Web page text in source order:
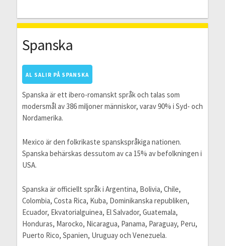
Spanska
AL SALIR PÅ SPANSKA
Spanska är ett ibero-romanskt språk och talas som
modersmål av 386 miljoner människor, varav 90% i Syd- och
Nordamerika.
Mexico är den folkrikaste spanskspråkiga nationen.
Spanska behärskas dessutom av ca 15% av befolkningen i
USA.
Spanska är officiellt språk i Argentina, Bolivia, Chile,
Colombia, Costa Rica, Kuba, Dominikanska republiken,
Ecuador, Ekvatorialguinea, El Salvador, Guatemala,
Honduras, Marocko, Nicaragua, Panama, Paraguay, Peru,
Puerto Rico, Spanien, Uruguay och Venezuela.